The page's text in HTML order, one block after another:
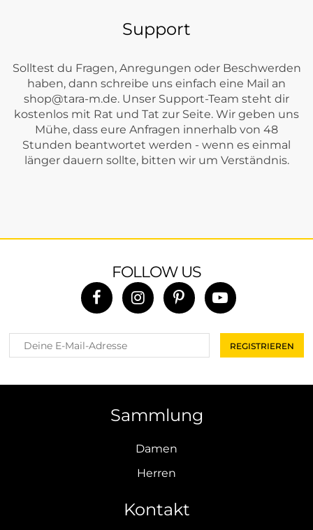
Support
Solltest du Fragen, Anregungen oder Beschwerden
haben, dann schreibe uns einfach eine Mail an
shop@tara-m.de. Unser Support-Team steht dir
kostenlos mit Rat und Tat zur Seite. Wir geben uns
Mühe, dass eure Anfragen innerhalb von 48
Stunden beantwortet werden - wenn es einmal
länger dauern sollte, bitten wir um Verständnis.
FOLLOW US
Sammlung
Damen
Herren
Kontakt